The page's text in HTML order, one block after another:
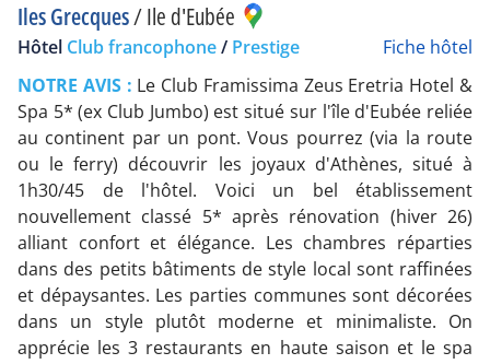
Iles Grecques/Ile d'Eubée
Hôtel Club francophone/ Prestige
Fiche hôtel
NOTRE AVIS : Le Club Framissima Zeus Eretria Hotel &
Spa 5* (ex Club Jumbo) est situé sur l'île d'Eubée reliée
au continent par un pont. Vous pourrez (via la route
ou le ferry) découvrir les joyaux d'Athènes, situé à
1h30/45 de l'hôtel. Voici un bel établissement
nouvellement classé 5* après rénovation (hiver 26)
alliant confort et élégance. Les chambres réparties
dans des petits bâtiments de style local sont raffinées
et dépaysantes. Les parties communes sont décorées
dans un style plutôt moderne et minimaliste. On
apprécie les 3 restaurants en haute saison et le spa